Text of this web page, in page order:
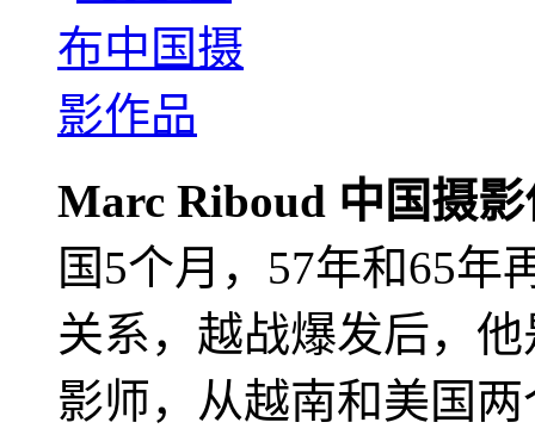
Marc Riboud 中国摄
国5个月，57年和65年
关系，越战爆发后，
影师，从越南和美国